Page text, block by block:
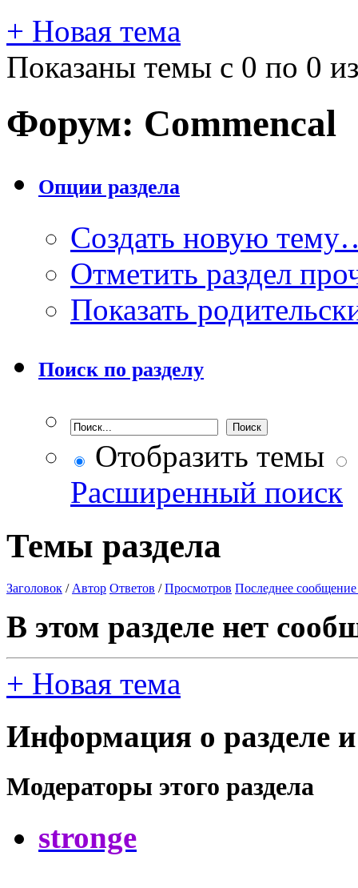
+ Новая тема
Показаны темы с 0 по 0
Форум: Commencal
Опции раздела
Создать новую
Отметить раздел
Показать
Поиск по разделу
Отобразить темы
Расширенный поиск
Темы раздела
Заголовок / Автор Ответов /Просмотров Последнее сообщение
В этом разделе нет
+ Новая тема
Информация о разделе
Модераторы этого раздела
stronge